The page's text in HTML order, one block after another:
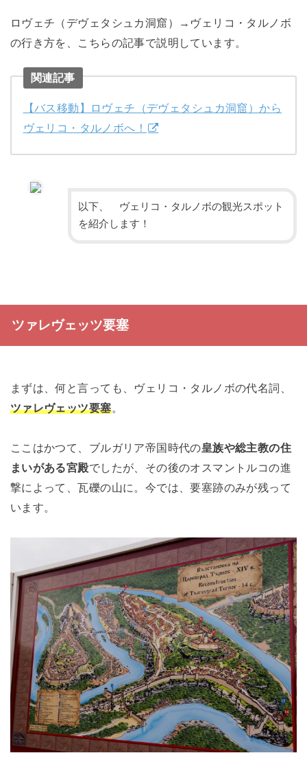
ロヴェチ（デヴェタシュカ洞窟）→ヴェリコ・タルノボ
の行き方を、こちらの記事で説明しています。
関連記事
【バス移動】ロヴェチ（デヴェタシュカ洞窟）から
ヴェリコ・タルノボへ！
以下、 ヴェリコ・タルノボの観光スポット
を紹介します！
ツァレヴェッツ要塞
まずは、何と言っても、ヴェリコ・タルノボの代名詞、
ツァレヴェッツ要塞。
ここはかつて、ブルガリア帝国時代の皇族や総主教の住
まいがある宮殿でしたが、その後のオスマントルコの進
撃によって、瓦礫の山に。今では、要塞跡のみが残って
います。